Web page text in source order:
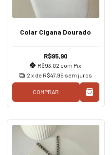
Colar Cigana Dourado
R$95,90
R$93,02 com Pix
2 x de R$47,95 sem juros
COMPRAR